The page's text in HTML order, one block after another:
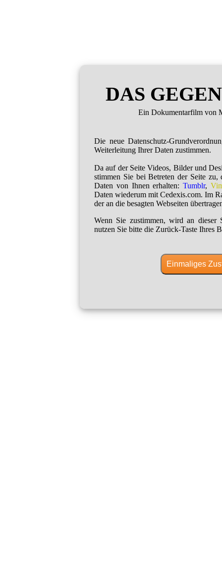
DAS
Ein Dokumentarfilm von
Die neue Datenschutz-
Weiterleitung Ihrer Daten zustimmen.
Da auf der Seite Videos, Bilder und
stimmen Sie bei Betreten der Seite zu,
Daten von Ihnen erhalten:Tumblr,
Daten wiederum mit Cedexis.com. Im
der an die besagten Webseiten
Wenn Sie zustimmen, wird an dieser
nutzen Sie bitte die Zurück-Taste Ihres
Einmaliges